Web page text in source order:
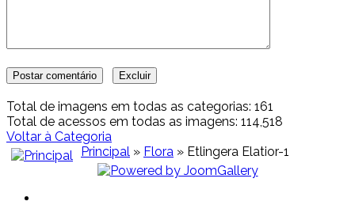
Total de imagens em todas as categorias: 161
Total de acessos em todas as imagens: 114,518
Voltar à Categoria
Principal » Flora » Etlingera Elatior-1